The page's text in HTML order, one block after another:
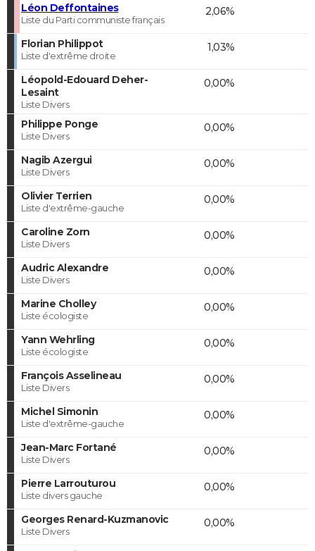
Léon Deffontaines
Liste du Parti communiste français
2,06%
Florian Philippot
Liste d'extrême droite
1,03%
Léopold-Edouard Deher-
Lesaint
Liste Divers
0,00%
Philippe Ponge
Liste Divers
0,00%
Nagib Azergui
Liste Divers
0,00%
Olivier Terrien
Liste d'extrême-gauche
0,00%
Caroline Zorn
Liste Divers
0,00%
Audric Alexandre
Liste Divers
0,00%
Marine Cholley
Liste écologiste
0,00%
Yann Wehrling
Liste écologiste
0,00%
François Asselineau
Liste Divers
0,00%
Michel Simonin
Liste d'extrême-gauche
0,00%
Jean-Marc Fortané
Liste Divers
0,00%
Pierre Larrouturou
Liste divers gauche
0,00%
Georges Renard-Kuzmanovic
Liste Divers
0,00%